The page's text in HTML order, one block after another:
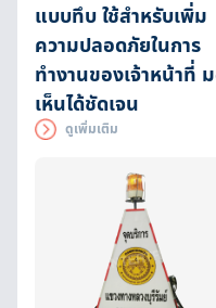
แบบทึบ ใช้สำหรับเพิ่ม
ความปลอดภัยในการ
ทำงานของเจ้าหน้าที่
เห็นได้ชัดเจน
ดูเพิ่มเติม